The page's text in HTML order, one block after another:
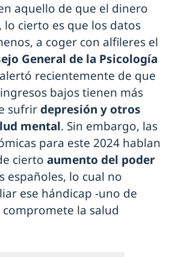
aquello de que el dinero
lo cierto es que los datos
a coger con alfileres el
General de la Psicología
alertó recientemente de que
bajos tienen más
sufrir depresión y otros
mental. Sin embargo, las
para este 2024 hablan
cierto aumento del poder
españoles, lo cual no
ese hándicap -uno de
la salud